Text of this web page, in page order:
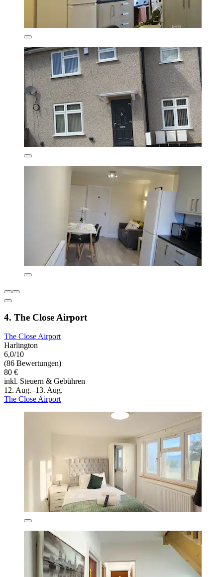
4. The Close Airport
The Close Airport
Harlington
6,0/10
(86 Bewertungen)
80 €
inkl. Steuern & Gebühren
12. Aug.–13. Aug.
The Close Airport